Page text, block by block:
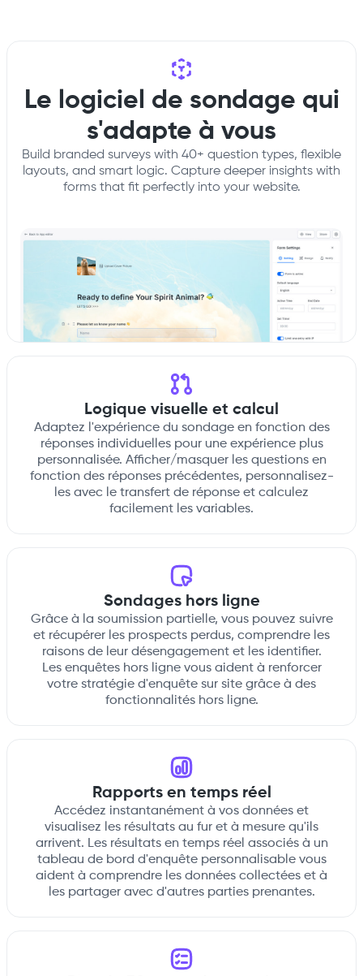
Le logiciel de sondage qui
s'adapte à vous
Build branded surveys with 40+ question types, flexible
layouts, and smart logic. Capture deeper insights with
forms that fit perfectly into your website.
Logique visuelle et calcul
Adaptez l'expérience du sondage en fonction des
réponses individuelles pour une expérience plus
personnalisée. Afficher/masquer les questions en
fonction des réponses précédentes, personnalisez-
les avec le transfert de réponse et calculez
facilement les variables.
Sondages hors ligne
Grâce à la soumission partielle, vous pouvez suivre
et récupérer les prospects perdus, comprendre les
raisons de leur désengagement et les identifier.
Les enquêtes hors ligne vous aident à renforcer
votre stratégie d'enquête sur site grâce à des
fonctionnalités hors ligne.
Rapports en temps réel
Accédez instantanément à vos données et
visualisez les résultats au fur et à mesure qu'ils
arrivent. Les résultats en temps réel associés à un
tableau de bord d'enquête personnalisable vous
aident à comprendre les données collectées et à
les partager avec d'autres parties prenantes.